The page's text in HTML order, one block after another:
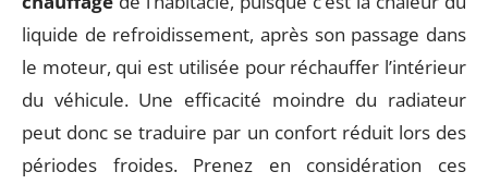
liquide de refroidissement, après son passage dans
le moteur, qui est utilisée pour réchauffer l’intérieur
du véhicule. Une efficacité moindre du radiateur
peut donc se traduire par un confort réduit lors des
périodes froides. Prenez en considération ces